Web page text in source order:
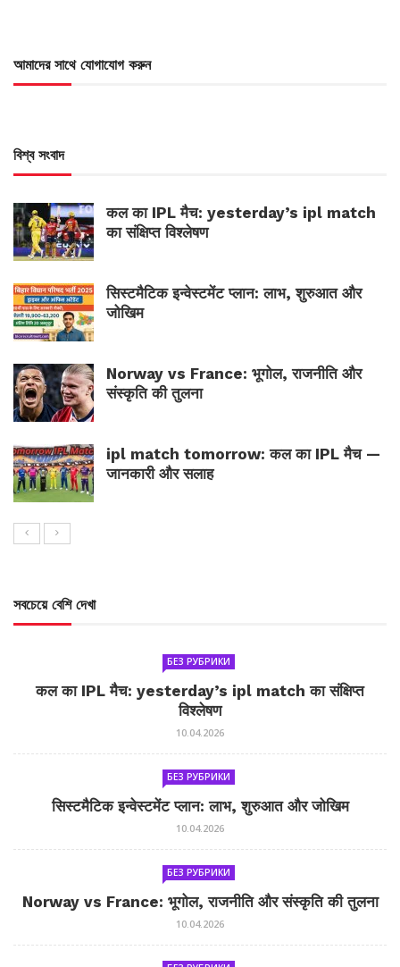
আমাদের সাথে যোগাযোগ করুন
বিশ্ব সংবাদ
कल का IPL मैच: yesterday’s ipl match
का संक्षिप्त विश्लेषण
सिस्टमैटिक इन्वेस्टमेंट प्लान: लाभ, शुरुआत और
जोखिम
Norway vs France: भूगोल, राजनीति और
संस्कृति की तुलना
ipl match tomorrow: कल का IPL मैच —
जानकारी और सलाह
সবচেয়ে বেশি দেখা
БЕЗ РУБРИКИ
कल का IPL मैच: yesterday’s ipl match का संक्षिप्त
विश्लेषण
10.04.2026
БЕЗ РУБРИКИ
सिस्टमैटिक इन्वेस्टमेंट प्लान: लाभ, शुरुआत और जोखिम
10.04.2026
БЕЗ РУБРИКИ
Norway vs France: भूगोल, राजनीति और संस्कृति की तुलना
10.04.2026